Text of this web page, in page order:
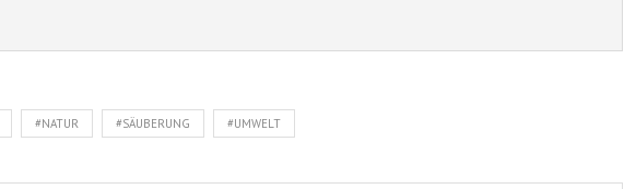
#NATUR #SÄUBERUNG #UMWELT